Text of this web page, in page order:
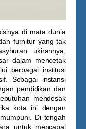
di mata dunia
furnitur yang tak
ukirannya,
dalam mencetak
berbagai institusi
Sebagai instansi
pendidikan dan
mendesak
kota ini dengan
Di tengah
untuk mencapai